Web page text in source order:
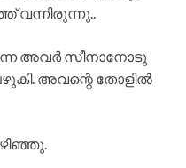
വന്നിരുന്നു..
അവർ സീനാനോടു
അവന്റെ തോളിൽ